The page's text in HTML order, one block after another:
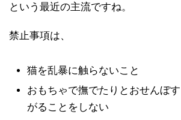
という最近の主流ですね。
禁止事項は、
猫を乱暴に触らないこと
おもちゃで撫でたりとおせんぼ
がることをしない